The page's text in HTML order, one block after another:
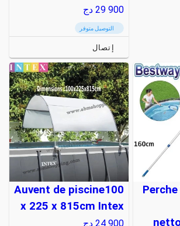
29 900 دج
التوصيل متوفر
إتصال
Auvent de piscine100
x 225 x 815cm Intex
24 900 دج